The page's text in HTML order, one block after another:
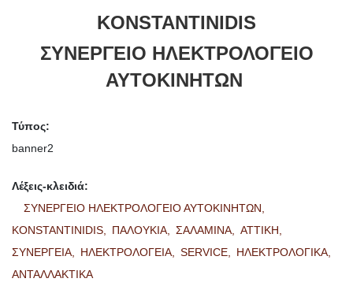
KONSTANTINIDIS
ΣΥΝΕΡΓΕΙΟ ΗΛΕΚΤΡΟΛΟΓΕΙΟ
ΑΥΤΟΚΙΝΗΤΩΝ
Τύπος:
banner2
Λέξεις-κλειδιά:
ΣΥΝΕΡΓΕΙΟ ΗΛΕΚΤΡΟΛΟΓΕΙΟ ΑΥΤΟΚΙΝΗΤΩΝ,
KONSTANTINIDIS,
ΠΑΛΟΥΚΙΑ, ΣΑΛΑΜΙΝΑ,
ΑΤΤΙΚΗ,
ΣΥΝΕΡΓΕΙΑ,
ΗΛΕΚΤΡΟΛΟΓΕΙΑ, SERVICE,
ΗΛΕΚΤΡΟΛΟΓΙΚΑ,
ΑΝΤΑΛΛΑΚΤΙΚΑ